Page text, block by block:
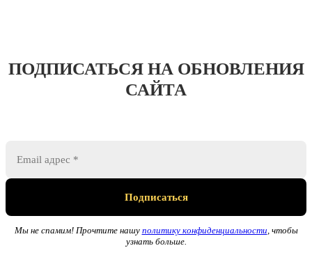
ПОДПИСАТЬСЯ НА ОБНОВЛЕНИЯ
САЙТА
Мы не спамим! Прочтите нашу политику конфиденциальности , чтобы
узнать больше.